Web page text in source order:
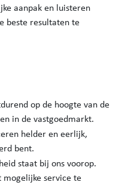
aanpak en luisteren
beste resultaten te
op de hoogte van de
in de vastgoedmarkt.
helder en eerlijk,
bent.
staat bij ons voorop.
mogelijke service te